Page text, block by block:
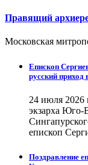
Правящий
Московская
Епископ
русский приход
24 июля 2026
экзарха Юго-
епископ
Поздравление